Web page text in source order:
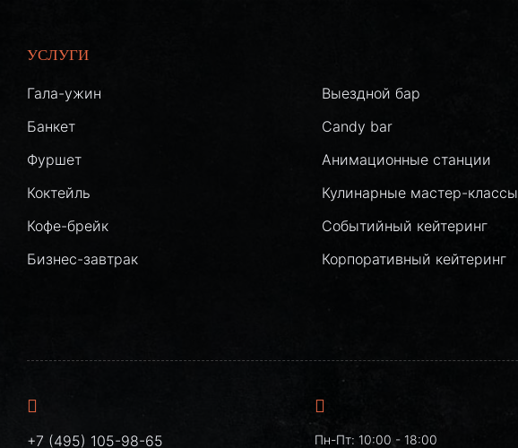
УСЛУГИ
Гала-ужин
Банкет
Фуршет
Коктейль
Кофе-брейк
Бизнес-завтрак
Выездной бар
Candy bar
Анимационные станции
Кулинарные мастер-классы
Событийный кейтеринг
Корпоративный кейтеринг
+7 (495) 105-98-65 Пн-Пт: 10:00 - 18:00